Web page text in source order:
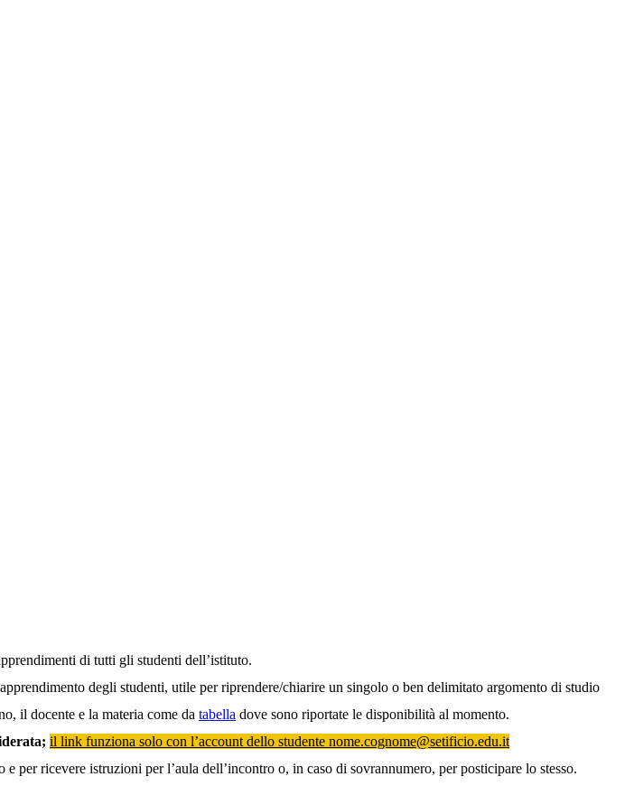
di tutti gli studenti dell’istituto.
degli studenti, utile per riprendere/chiarire un singolo o ben delimitato argomento di studio
il docente e la materia come da tabella dove sono riportate le disponibilità al momento.
il link funziona solo con l’account dello studente nome.cognome@setificio.edu.it
per ricevere istruzioni per l’aula dell’incontro o, in caso di sovrannumero, per posticipare lo stesso.